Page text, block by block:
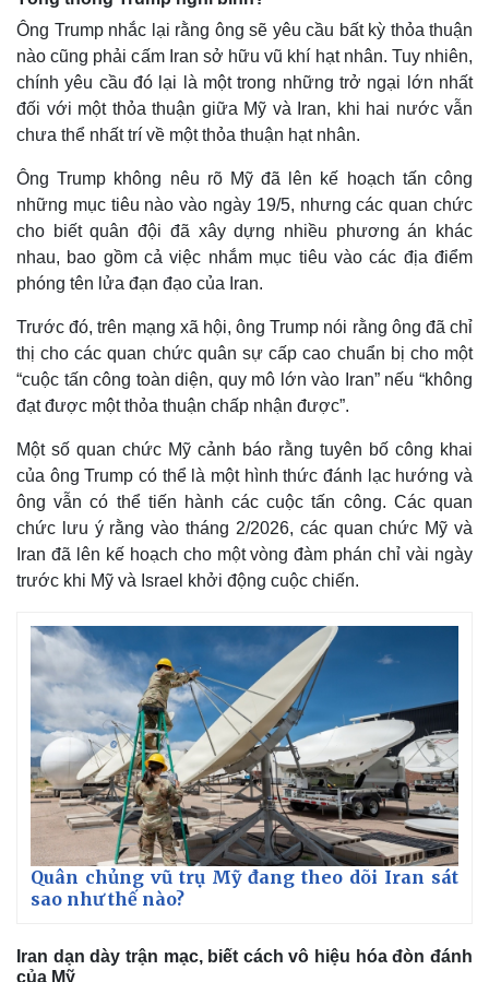
Kinh tế
Bất động sản
Thị trường
Giá vàng
Tỷ giá
Chứng khoán
Giá cà phê
Ông Trump nhắc lại rằng ông sẽ yêu cầu bất kỳ thỏa thuận
nào cũng phải cấm Iran sở hữu vũ khí hạt nhân. Tuy nhiên,
chính yêu cầu đó lại là một trong những trở ngại lớn nhất
đối với một thỏa thuận giữa Mỹ và Iran, khi hai nước vẫn
chưa thể nhất trí về một thỏa thuận hạt nhân.
Ông Trump không nêu rõ Mỹ đã lên kế hoạch tấn công
những mục tiêu nào vào ngày 19/5, nhưng các quan chức
cho biết quân đội đã xây dựng nhiều phương án khác
nhau, bao gồm cả việc nhắm mục tiêu vào các địa điểm
phóng tên lửa đạn đạo của Iran.
Trước đó, trên mạng xã hội, ông Trump nói rằng ông đã chỉ
thị cho các quan chức quân sự cấp cao chuẩn bị cho một
“cuộc tấn công toàn diện, quy mô lớn vào Iran” nếu “không
đạt được một thỏa thuận chấp nhận được”.
Một số quan chức Mỹ cảnh báo rằng tuyên bố công khai
của ông Trump có thể là một hình thức đánh lạc hướng và
ông vẫn có thể tiến hành các cuộc tấn công. Các quan
chức lưu ý rằng vào tháng 2/2026, các quan chức Mỹ và
Iran đã lên kế hoạch cho một vòng đàm phán chỉ vài ngày
trước khi Mỹ và Israel khởi động cuộc chiến.
Quân chủng vũ trụ Mỹ đang theo dõi Iran sát
sao như thế nào?
Iran dạn dày trận mạc, biết cách vô hiệu hóa đòn đánh
của Mỹ